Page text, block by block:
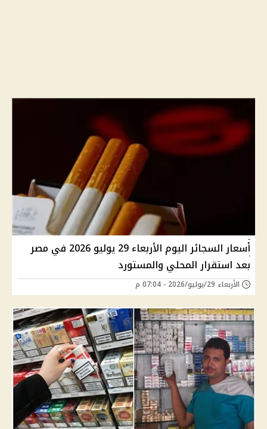
أسعار السجائر اليوم الأربعاء 29 يوليو 2026 في مصر
بعد استقرار المحلي والمستورد
الأربعاء 29/يوليو/2026 - 07:04 م